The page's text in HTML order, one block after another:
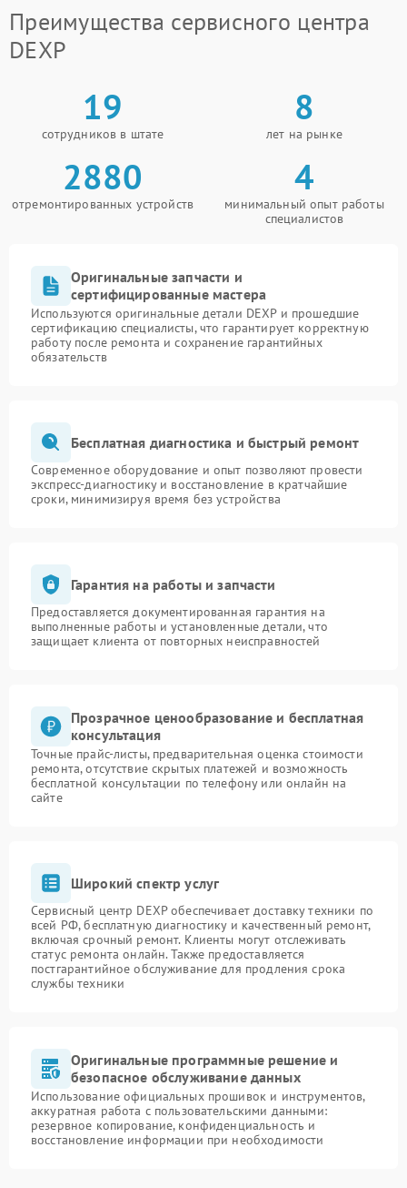
Преимущества сервисного центра
DEXP
19
сотрудников в штате
8
лет на рынке
2880
отремонтированных устройств
4
минимальный опыт работы
специалистов
Оригинальные запчасти и
сертифицированные мастера
Используются оригинальные детали DEXP и прошедшие
сертификацию специалисты, что гарантирует корректную
работу после ремонта и сохранение гарантийных
обязательств
Бесплатная диагностика и быстрый ремонт
Современное оборудование и опыт позволяют провести
экспресс-диагностику и восстановление в кратчайшие
сроки, минимизируя время без устройства
Гарантия на работы и запчасти
Предоставляется документированная гарантия на
выполненные работы и установленные детали, что
защищает клиента от повторных неисправностей
Прозрачное ценообразование и бесплатная
консультация
Точные прайс-листы, предварительная оценка стоимости
ремонта, отсутствие скрытых платежей и возможность
бесплатной консультации по телефону или онлайн на
сайте
Широкий спектр услуг
Сервисный центр DEXP обеспечивает доставку техники по
всей РФ, бесплатную диагностику и качественный ремонт,
включая срочный ремонт. Клиенты могут отслеживать
статус ремонта онлайн. Также предоставляется
постгарантийное обслуживание для продления срока
службы техники
Оригинальные программные решение и
безопасное обслуживание данных
Использование официальных прошивок и инструментов,
аккуратная работа с пользовательскими данными:
резервное копирование, конфиденциальность и
восстановление информации при необходимости